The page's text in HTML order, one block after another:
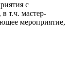
с
т.ч. мастер-
мероприятие,